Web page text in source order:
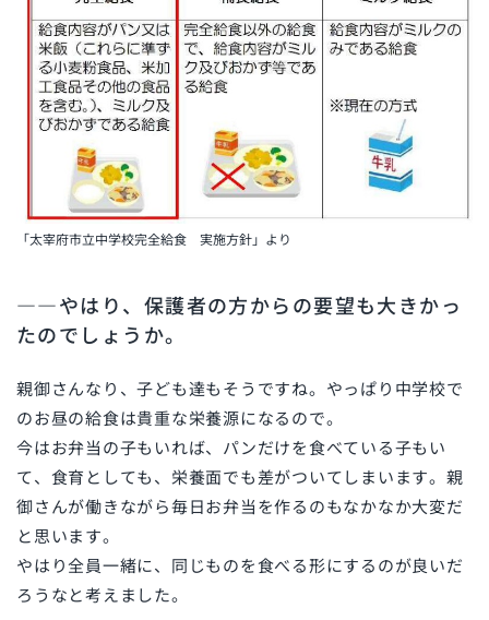
「太宰府市立中学校完全給食 実施方針」より
――やはり、保護者の方からの要望も大きかっ
たのでしょうか。
親御さんなり、子ども達もそうですね。やっぱり中学校で
のお昼の給食は貴重な栄養源になるので。
今はお弁当の子もいれば、パンだけを食べている子もい
て、食育としても、栄養面でも差がついてしまいます。親
御さんが働きながら毎日お弁当を作るのもなかなか大変だ
と思います。
やはり全員一緒に、同じものを食べる形にするのが良いだ
ろうなと考えました。